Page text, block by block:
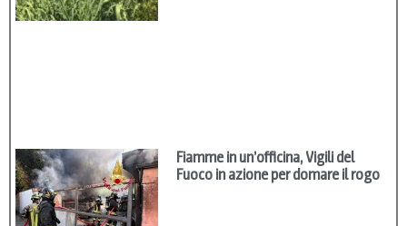
Fiamme in un’officina, Vigili del
Fuoco in azione per domare il rogo